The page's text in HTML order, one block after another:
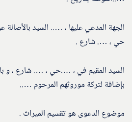
الجهة المدعي عليها ، ….. السيد
حي ، …. شارع .
السيد المقيم في ، ….حي ، …. شارع ، و
بإضافة لتركة موروثهم المرحوم …..
موضوع الدعوى هو تقسيم الميراث .